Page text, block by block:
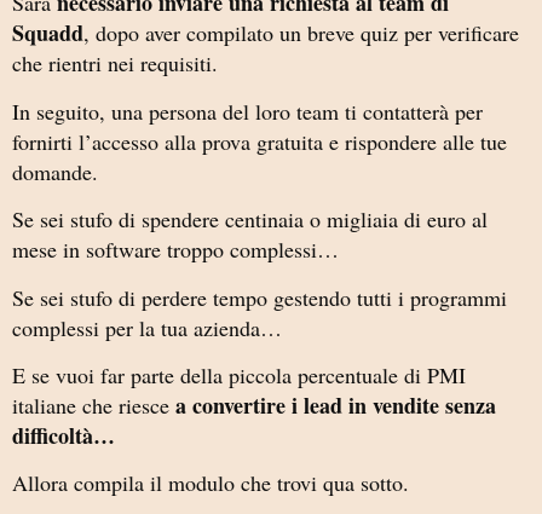
Squadd, dopo aver compilato un breve quiz per verificare
che rientri nei requisiti.
In seguito, una persona del loro team ti contatterà per
fornirti l’accesso alla prova gratuita e rispondere alle tue
domande.
Se sei stufo di spendere centinaia o migliaia di euro al
mese in software troppo complessi…
Se sei stufo di perdere tempo gestendo tutti i programmi
complessi per la tua azienda…
E se vuoi far parte della piccola percentuale di PMI
italiane che riesce a convertire i lead in vendite senza
difficoltà…
Allora compila il modulo che trovi qua sotto.